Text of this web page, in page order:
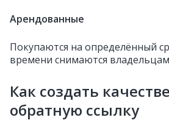
Арендованные
Покупаются на определённый
времени снимаются
Как создать
обратную ссылку